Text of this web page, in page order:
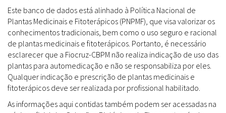
Este banco de dados está alinhado à Política Nacional de
Plantas Medicinais e Fitoterápicos (PNPMF), que visa valorizar os
conhecimentos tradicionais, bem como o uso seguro e racional
de plantas medicinais e fitoterápicos. Portanto, é necessário
esclarecer que a Fiocruz-CBPM não realiza indicação de uso das
plantas para automedicação e não se responsabiliza por eles.
Qualquer indicação e prescrição de plantas medicinais e
fitoterápicos deve ser realizada por profissional habilitado.
As informações aqui contidas também podem ser acessadas na